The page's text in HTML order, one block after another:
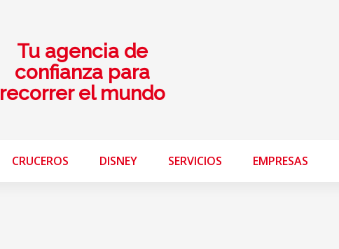
Tu agencia de
confianza para
recorrer el mundo
CRUCEROS DISNEY SERVICIOS EMPRESAS